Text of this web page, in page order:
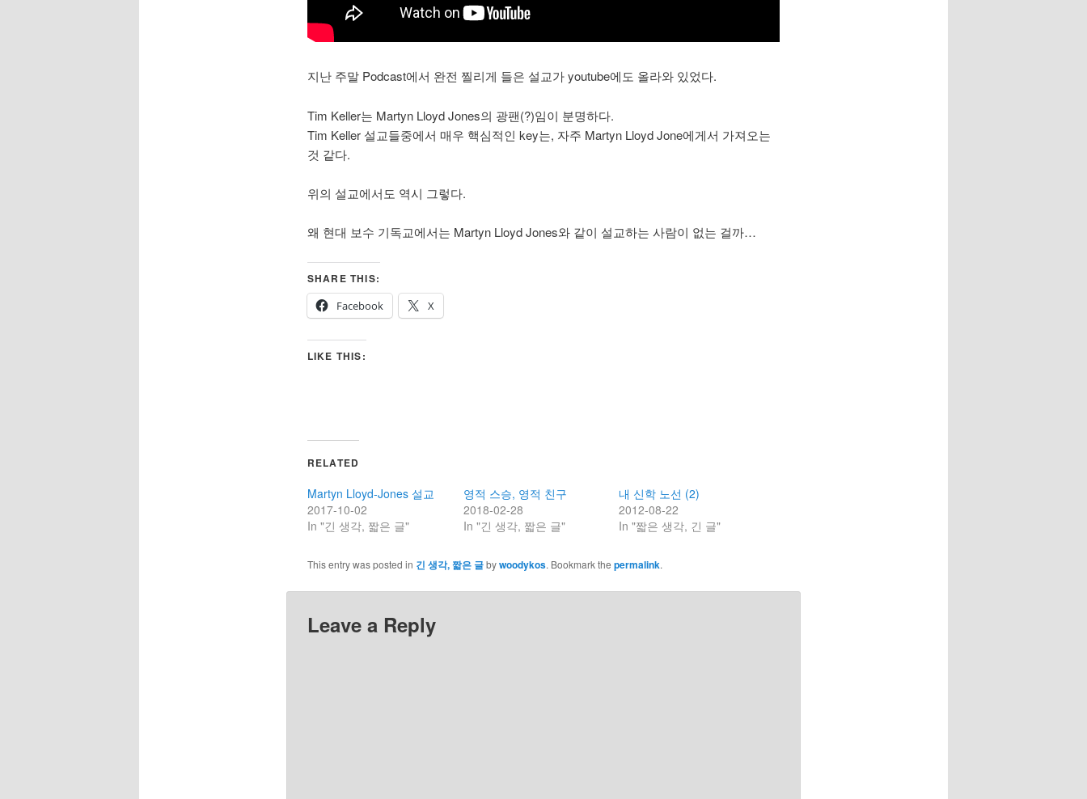
지난 주말 Podcast에서 완전 찔리게 들은 설교가 youtube에도 올라와 있었다.
Tim Keller는 Martyn Lloyd Jones의 광팬(?)임이 분명하다.
Tim Keller 설교들중에서 매우 핵심적인 key는, 자주 Martyn Lloyd Jone에게서 가져오는
것 같다.
위의 설교에서도 역시 그렇다.
왜 현대 보수 기독교에서는 Martyn Lloyd Jones와 같이 설교하는 사람이 없는 걸까…
SHARE THIS:
Facebook
X
LIKE THIS:
RELATED
Martyn Lloyd-Jones 설교
2017-10-02
In "긴 생각, 짧은 글"
영적 스승, 영적 친구
2018-02-28
In "긴 생각, 짧은 글"
내 신학 노선 (2)
2012-08-22
In "짧은 생각, 긴 글"
This entry was posted in 긴 생각, 짧은 글bywoodykos. Bookmark the permalink.
Leave a Reply